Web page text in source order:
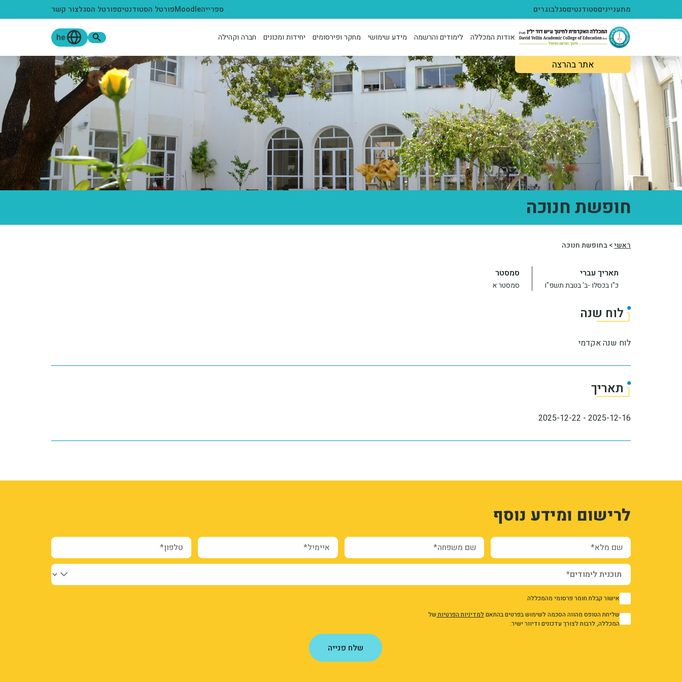
דילוג לתוכן העיקרימתענייניםסטודנטיםסגלבוגרים ספרייהMoodleפורטל הסטודנטיםפורטל הסגלצור קשר
אודות המכללה לימודים והרשמה מידע שימושי מחקר ופירסומים יחידות ומכונים חברה וקהילה he
אתר בהרצה
חופשת חנוכה
ראשי>בחופשת חנוכה
תאריך עברי
כ"ו בכסלו -ב' בטבת תשפ"ו
סמסטר
סמסטר א
לוח שנה
לוח שנה אקדמי
תאריך
2025-12-16
-
2025-12-22
לרישום ומידע נוסף
שם מלא* שם משפחה* איימיל* טלפון*
1 אישור קבלת חומר פרסומי מהמכללה
1
אני מאשר/ת את מדיניות הפרטיות
שליחת הטופס מהווה הסכמה לשימוש בפרטים בהתאםלמדיניות הפרטיותשל
המכללה, לרבות לצורך עדכונים ודיוור ישיר.
שלח פנייה
form---8d7_qwKHTW9xMzsqhY9dwLYLGVZk7HJBYJc7Yr0kg
webform_submission_registration_and_additional_info_node_11996_add_form
3330841
8t4pjZTSrcD_-c_2-j0HS4ps1cOBk72zdzJp0LbYyJI
1